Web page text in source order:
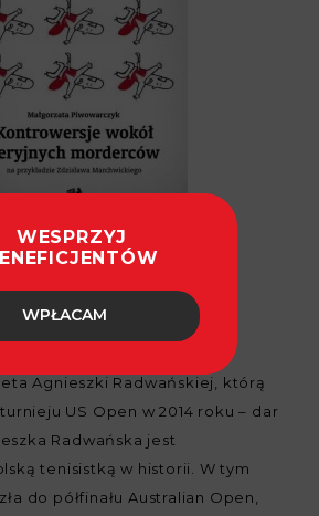
Maciej Trzciński
Agnieszki Radwańskiej, którą
US Open w 2014 roku – dar
Radwańska jest
tenisistką w historii. W tym
do półfinału Australian Open,
WESPRZYJ
WPŁACAM